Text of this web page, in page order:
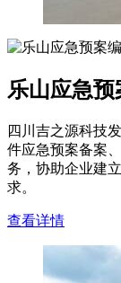
乐山应急预
四川吉之源科技
件应急预案备案
务，协助企业建
求。
查看详情